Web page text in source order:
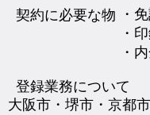
契約に必要な物
・
・
・
登録業務について
大阪市・堺市・京都